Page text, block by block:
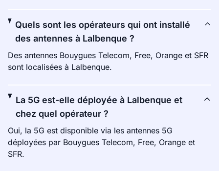
Quels sont les opérateurs qui ont installé
des antennes à Lalbenque ?
Des antennes Bouygues Telecom, Free, Orange et SFR
sont localisées à Lalbenque.
La 5G est-elle déployée à Lalbenque et
chez quel opérateur ?
Oui, la 5G est disponible via les antennes 5G
déployées par Bouygues Telecom, Free, Orange et
SFR.